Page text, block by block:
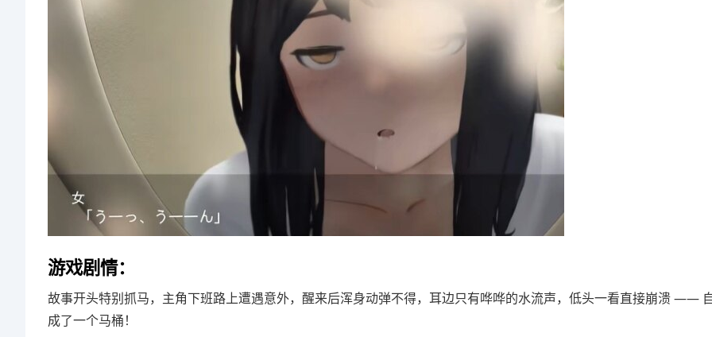
游戏剧情：
故事开头特别抓马，主角下班路上遭遇意外，醒来后浑身动弹不得，耳边只有哗哗的水流声，低头一看直接崩溃 ——
成了一个马桶！